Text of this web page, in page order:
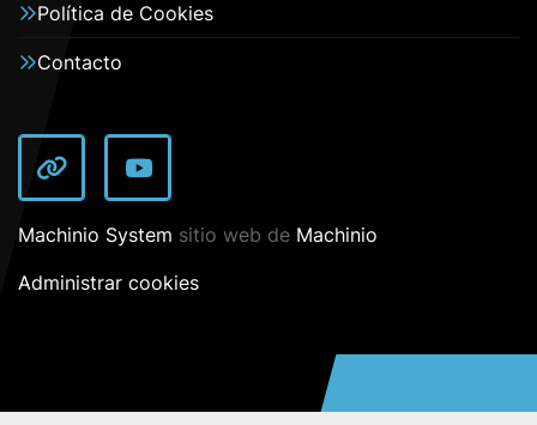
Política de Cookies
Contacto
other youtube
Machinio System sitio web de Machinio
Administrar cookies